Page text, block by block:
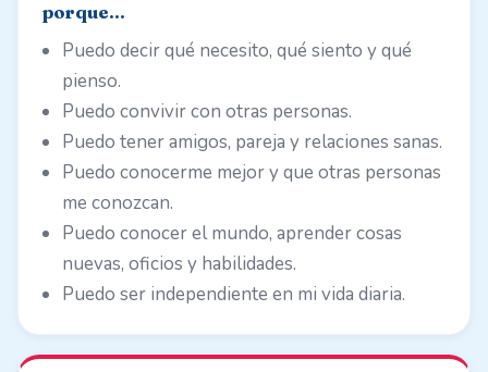
porque…
Puedo decir qué necesito, qué siento y qué
pienso.
Puedo convivir con otras personas.
Puedo tener amigos, pareja y relaciones sanas.
Puedo conocerme mejor y que otras personas
me conozcan.
Puedo conocer el mundo, aprender cosas
nuevas, oficios y habilidades.
Puedo ser independiente en mi vida diaria.